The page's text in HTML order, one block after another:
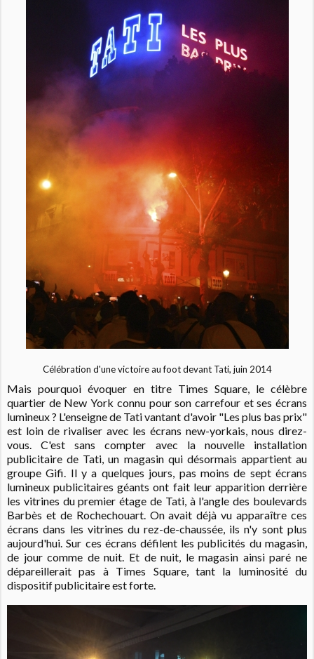
Célébration d'une victoire au foot devant Tati, juin 2014
Mais pourquoi évoquer en titre Times Square, le célèbre
quartier de New York connu pour son carrefour et ses écrans
lumineux ? L'enseigne de Tati vantant d'avoir "Les plus bas prix"
est loin de rivaliser avec les écransnew-yorkais, nous direz-
vous. C'est sans compter avec la nouvelle installation
publicitaire de Tati, un magasin qui désormais appartient au
groupe Gifi. Il y a quelques jours, pas moins de sept écrans
lumineux publicitaires géants ont fait leur apparition derrière
les vitrines du premier étage de Tati, à l'angle des boulevards
Barbès et de Rochechouart. On avait déjà vu apparaître ces
écrans dans les vitrines du rez-de-chaussée, ils n'y sont plus
aujourd'hui. Sur ces écrans défilent les publicités du magasin,
de jour comme de nuit. Et de nuit, le magasin ainsi paré ne
dépareillerait pas à Times Square, tant la luminosité du
dispositif publicitaire est forte.